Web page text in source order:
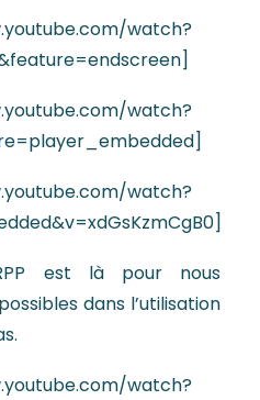
watch?
watch?
watch?
est là pour nous
dans l’utilisation
watch?